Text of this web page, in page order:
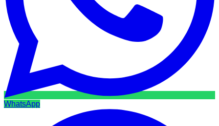
WhatsApp